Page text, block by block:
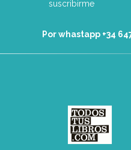
Por whastapp +34